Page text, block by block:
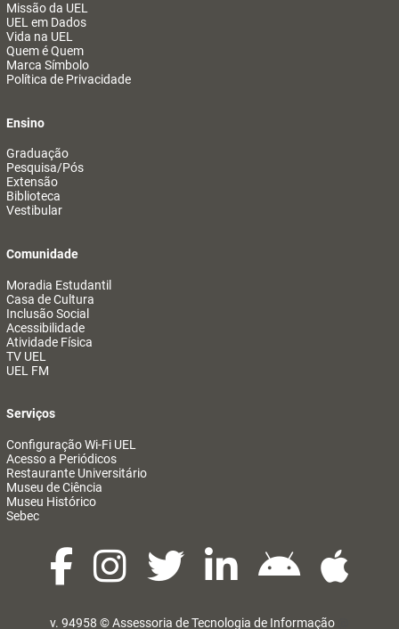
Missão da UEL
UEL em Dados
Vida na UEL
Quem é Quem
Marca Símbolo
Política de Privacidade
Ensino
Graduação
Pesquisa/Pós
Extensão
Biblioteca
Vestibular
Comunidade
Moradia Estudantil
Casa de Cultura
Inclusão Social
Acessibilidade
Atividade Física
TV UEL
UEL FM
Serviços
Configuração Wi-Fi UEL
Acesso a Periódicos
Restaurante Universitário
Museu de Ciência
Museu Histórico
Sebec
v. 94958 ©Assessoria de Tecnologia de Informação